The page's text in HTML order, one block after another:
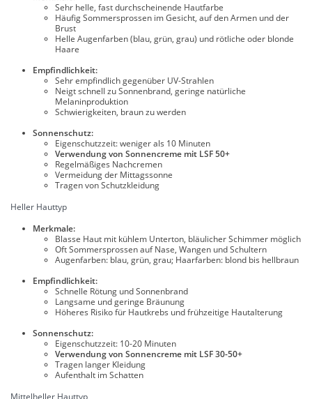
Sehr helle, fast durchscheinende Hautfarbe
Häufig Sommersprossen im Gesicht, auf den Armen und der
Brust
Helle Augenfarben (blau, grün, grau) und rötliche oder blonde
Haare
Empfindlichkeit:
Sehr empfindlich gegenüber UV-Strahlen
Neigt schnell zu Sonnenbrand, geringe natürliche
Melaninproduktion
Schwierigkeiten, braun zu werden
Sonnenschutz:
Eigenschutzzeit: weniger als 10 Minuten
Verwendung von Sonnencreme mit LSF 50+
Regelmäßiges Nachcremen
Vermeidung der Mittagssonne
Tragen von Schutzkleidung
Heller Hauttyp
Merkmale:
Blasse Haut mit kühlem Unterton, bläulicher Schimmer möglich
Oft Sommersprossen auf Nase, Wangen und Schultern
Augenfarben: blau, grün, grau; Haarfarben: blond bis hellbraun
Empfindlichkeit:
Schnelle Rötung und Sonnenbrand
Langsame und geringe Bräunung
Höheres Risiko für Hautkrebs und frühzeitige Hautalterung
Sonnenschutz:
Eigenschutzzeit: 10-20 Minuten
Verwendung von Sonnencreme mit LSF 30-50+
Tragen langer Kleidung
Aufenthalt im Schatten
Mittelheller Hauttyp